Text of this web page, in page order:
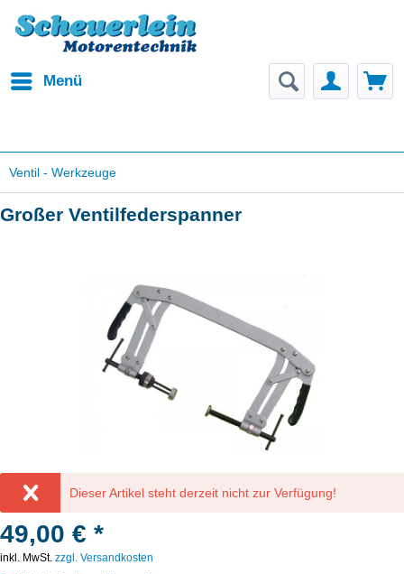
Menü
Ventil - Werkzeuge
Großer Ventilfederspanner
Dieser Artikel steht derzeit nicht zur Verfügung!
49,00 € *
inkl. MwSt. zzgl. Versandkosten